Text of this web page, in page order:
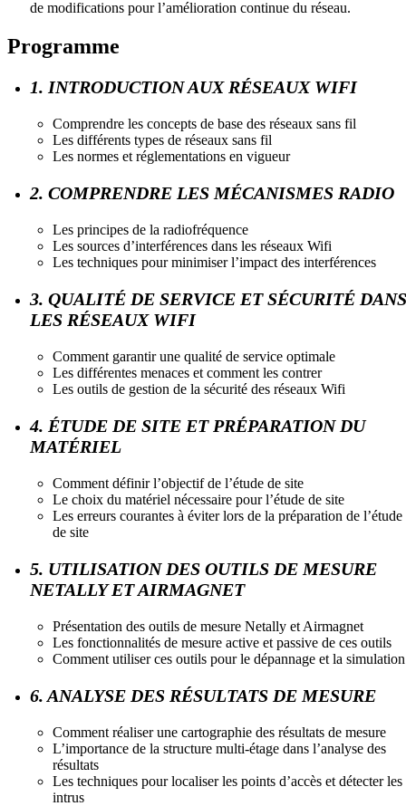
de modifications pour l’amélioration continue du réseau.
Programme
1. INTRODUCTION AUX RÉSEAUX WIFI
Comprendre les concepts de base des réseaux sans fil
Les différents types de réseaux sans fil
Les normes et réglementations en vigueur
2. COMPRENDRE LES MÉCANISMES RADIO
Les principes de la radiofréquence
Les sources d’interférences dans les réseaux Wifi
Les techniques pour minimiser l’impact des interférences
3. QUALITÉ DE SERVICE ET SÉCURITÉ DANS
LES RÉSEAUX WIFI
Comment garantir une qualité de service optimale
Les différentes menaces et comment les contrer
Les outils de gestion de la sécurité des réseaux Wifi
4. ÉTUDE DE SITE ET PRÉPARATION DU
MATÉRIEL
Comment définir l’objectif de l’étude de site
Le choix du matériel nécessaire pour l’étude de site
Les erreurs courantes à éviter lors de la préparation de l’étude
de site
5. UTILISATION DES OUTILS DE MESURE
NETALLY ET AIRMAGNET
Présentation des outils de mesure Netally et Airmagnet
Les fonctionnalités de mesure active et passive de ces outils
Comment utiliser ces outils pour le dépannage et la simulation
6. ANALYSE DES RÉSULTATS DE MESURE
Comment réaliser une cartographie des résultats de mesure
L’importance de la structure multi-étage dans l’analyse des
résultats
Les techniques pour localiser les points d’accès et détecter les
intrus